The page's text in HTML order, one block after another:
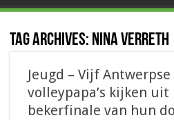
Tag Archives: Nina Verreth
Jeugd – Vijf Antwerpse
volleypapa’s kijken uit
bekerfinale van hun